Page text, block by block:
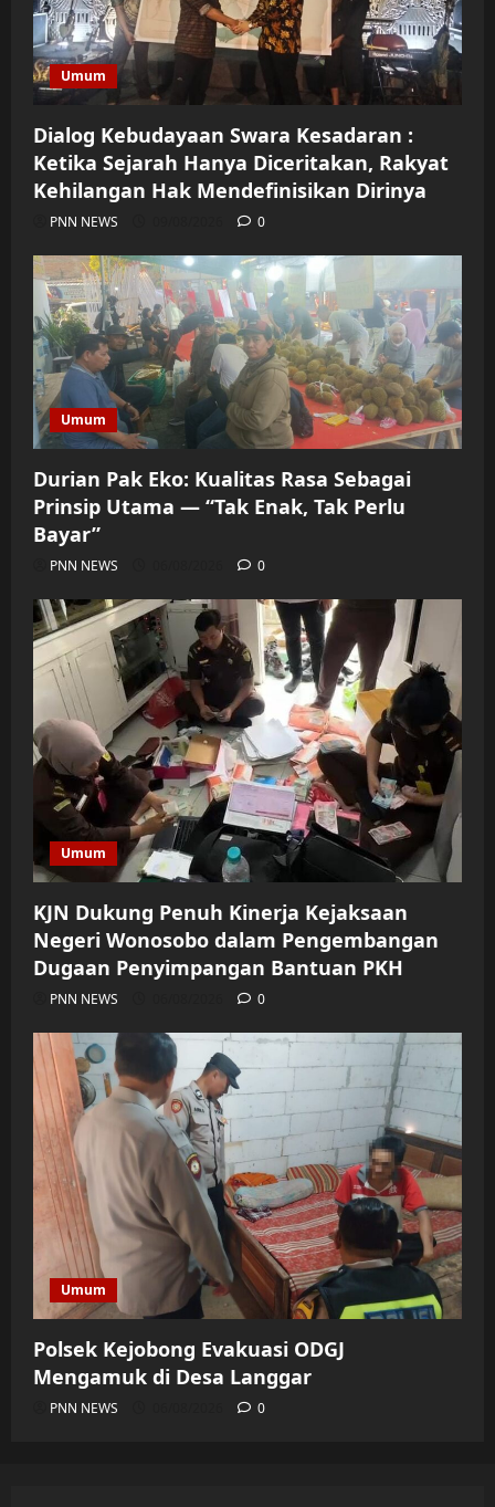
Umum
Dialog Kebudayaan Swara Kesadaran :
Ketika Sejarah Hanya Diceritakan, Rakyat
Kehilangan Hak Mendefinisikan Dirinya
PNN NEWS 0
Umum
Durian Pak Eko: Kualitas Rasa Sebagai
Prinsip Utama — “Tak Enak, Tak Perlu
Bayar”
PNN NEWS 0
Umum
KJN Dukung Penuh Kinerja Kejaksaan
Negeri Wonosobo dalam Pengembangan
Dugaan Penyimpangan Bantuan PKH
PNN NEWS 0
Umum
Polsek Kejobong Evakuasi ODGJ
Mengamuk di Desa Langgar
PNN NEWS 0